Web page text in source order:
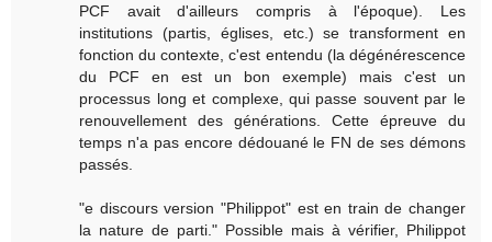
PCF avait d'ailleurs compris à l'époque). Les
institutions (partis, églises, etc.) se transforment en
fonction du contexte, c'est entendu (la dégénérescence
du PCF en est un bon exemple) mais c'est un
processus long et complexe, qui passe souvent par le
renouvellement des générations. Cette épreuve du
temps n'a pas encore dédouané le FN de ses démons
passés.
"e discours version "Philippot" est en train de changer
la nature de parti." Possible mais à vérifier, Philippot